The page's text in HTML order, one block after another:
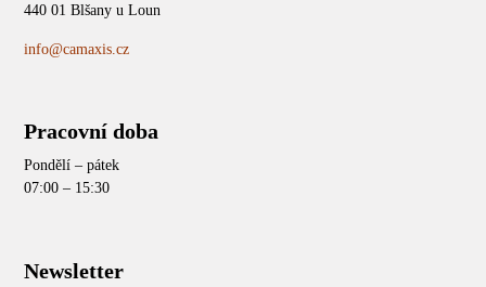
440 01 Blšany u Loun
info@camaxis.cz
Pracovní doba
Pondělí – pátek
07:00 – 15:30
Newsletter